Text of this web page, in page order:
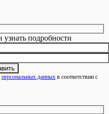
узнать подробности
персональных данных в соответствии с